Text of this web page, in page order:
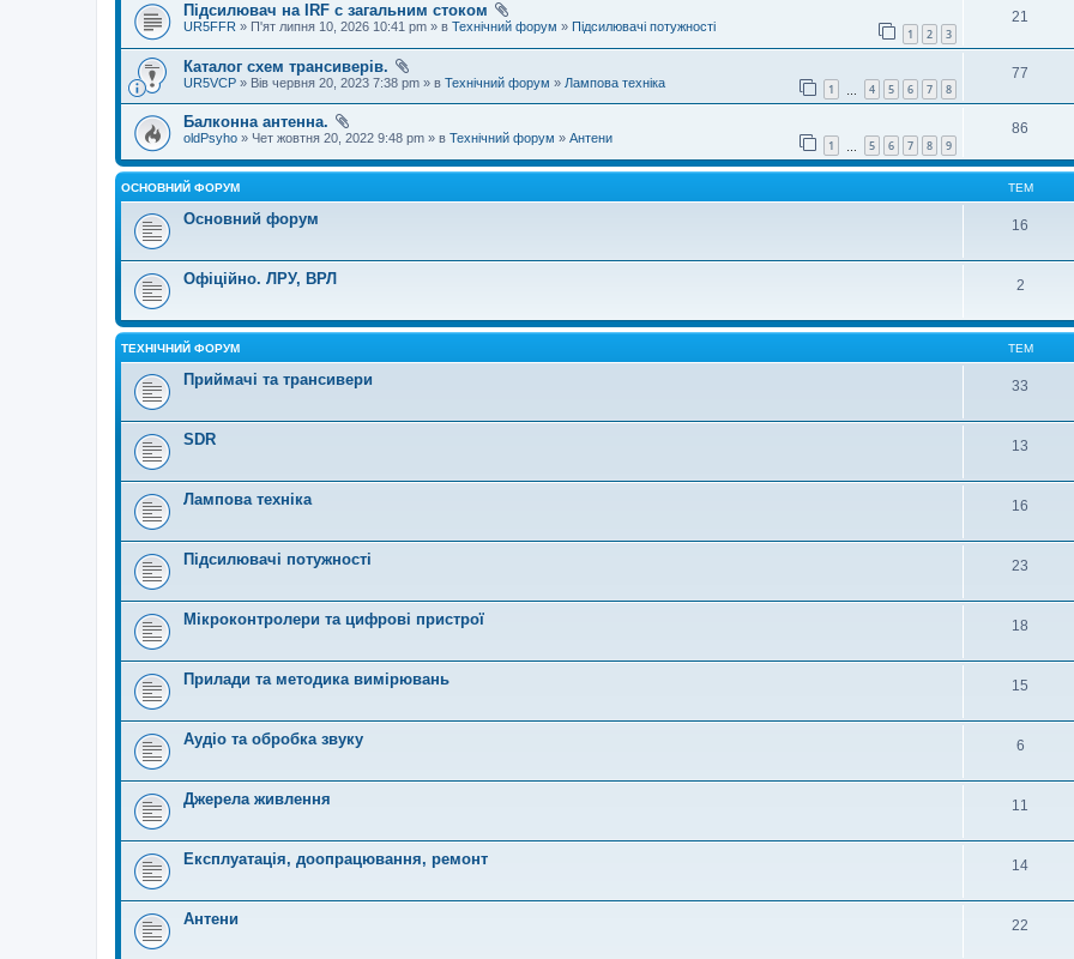
Підсилювач на IRF с загальним стоком
1 2 3
UR5FFR » П'ят липня 10, 2026 10:41 pm » в Технічний форум » Підсилювачі потужності
21
Каталог схем трансиверів.
1 4 5 6 7 8
UR5VCP » Вів червня 20, 2023 7:38 pm » в Технічний форум » Лампова техніка
77
Балконна антенна.
1 5 6 7 8 9
oldPsyho » Чет жовтня 20, 2022 9:48 pm » в Технічний форум » Антени
86
ОСНОВНИЙ ФОРУМ ТЕМ
Основний форум 16
Офіційно. ЛРУ, ВРЛ 2
ТЕХНІЧНИЙ ФОРУМ ТЕМ
Приймачі та трансивери 33
SDR 13
Лампова техніка 16
Підсилювачі потужності 23
Мікроконтролери та цифрові пристрої 18
Прилади та методика вимірювань 15
Аудіо та обробка звуку 6
Джерела живлення 11
Експлуатація, доопрацювання, ремонт 14
Антени 22